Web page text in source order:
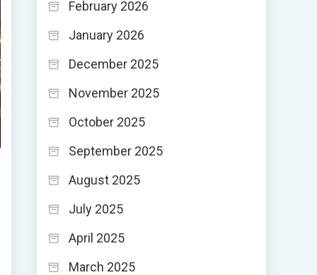
February 2026
January 2026
December 2025
November 2025
October 2025
September 2025
August 2025
July 2025
April 2025
March 2025